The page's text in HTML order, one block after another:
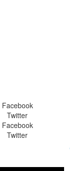
Facebook
Twitter
Facebook
Twitter